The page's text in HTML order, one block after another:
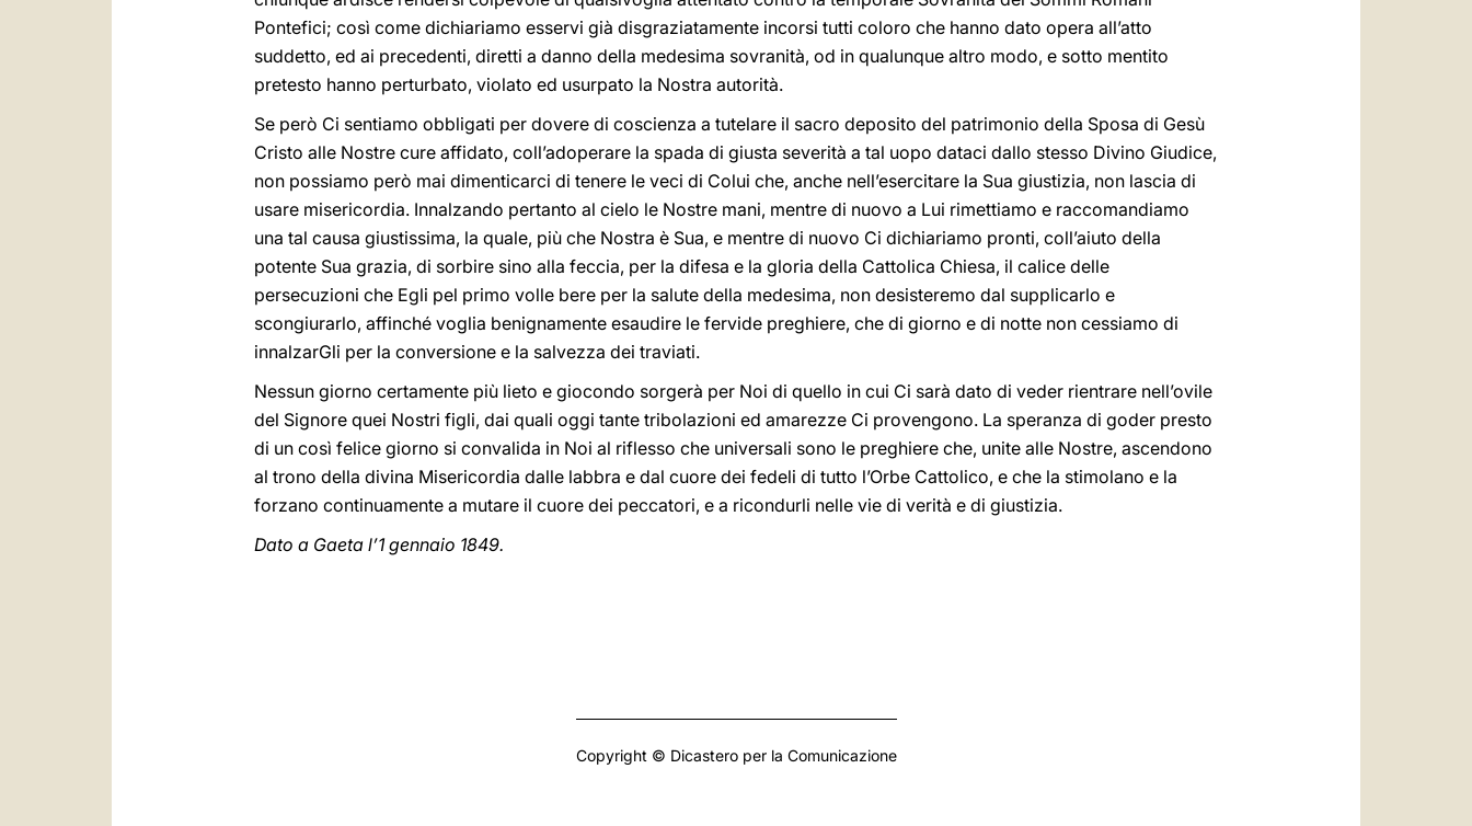
Pontefici; così come dichiariamo esservi già disgraziatamente incorsi tutti coloro che hanno dato opera all’atto
suddetto, ed ai precedenti, diretti a danno della medesima sovranità, od in qualunque altro modo, e sotto mentito
pretesto hanno perturbato, violato ed usurpato la Nostra autorità.
Se però Ci sentiamo obbligati per dovere di coscienza a tutelare il sacro deposito del patrimonio della Sposa di Gesù
Cristo alle Nostre cure affidato, coll’adoperare la spada di giusta severità a tal uopo dataci dallo stesso Divino Giudice,
non possiamo però mai dimenticarci di tenere le veci di Colui che, anche nell’esercitare la Sua giustizia, non lascia di
usare misericordia. Innalzando pertanto al cielo le Nostre mani, mentre di nuovo a Lui rimettiamo e raccomandiamo
una tal causa giustissima, la quale, più che Nostra è Sua, e mentre di nuovo Ci dichiariamo pronti, coll’aiuto della
potente Sua grazia, di sorbire sino alla feccia, per la difesa e la gloria della Cattolica Chiesa, il calice delle
persecuzioni che Egli pel primo volle bere per la salute della medesima, non desisteremo dal supplicarlo e
scongiurarlo, affinché voglia benignamente esaudire le fervide preghiere, che di giorno e di notte non cessiamo di
innalzarGli per la conversione e la salvezza dei traviati.
Nessun giorno certamente più lieto e giocondo sorgerà per Noi di quello in cui Ci sarà dato di veder rientrare nell’ovile
del Signore quei Nostri figli, dai quali oggi tante tribolazioni ed amarezze Ci provengono. La speranza di goder presto
di un così felice giorno si convalida in Noi al riflesso che universali sono le preghiere che, unite alle Nostre, ascendono
al trono della divina Misericordia dalle labbra e dal cuore dei fedeli di tutto l’Orbe Cattolico, e che la stimolano e la
forzano continuamente a mutare il cuore dei peccatori, e a ricondurli nelle vie di verità e di giustizia.
Dato a Gaeta l’1 gennaio 1849.
Copyright © Dicastero per la Comunicazione